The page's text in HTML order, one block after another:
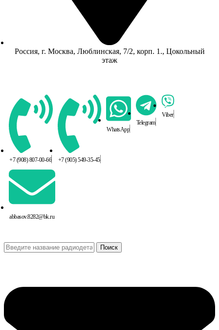
Россия, г. Москва, Люблинская, 7/2, корп. 1., Цокольный
этаж
+7 (908) 807-00-66 +7 (905) 549-35-45
WhatsApp
Telegram
Viber
abbasov.8282@bk.ru
Поиск